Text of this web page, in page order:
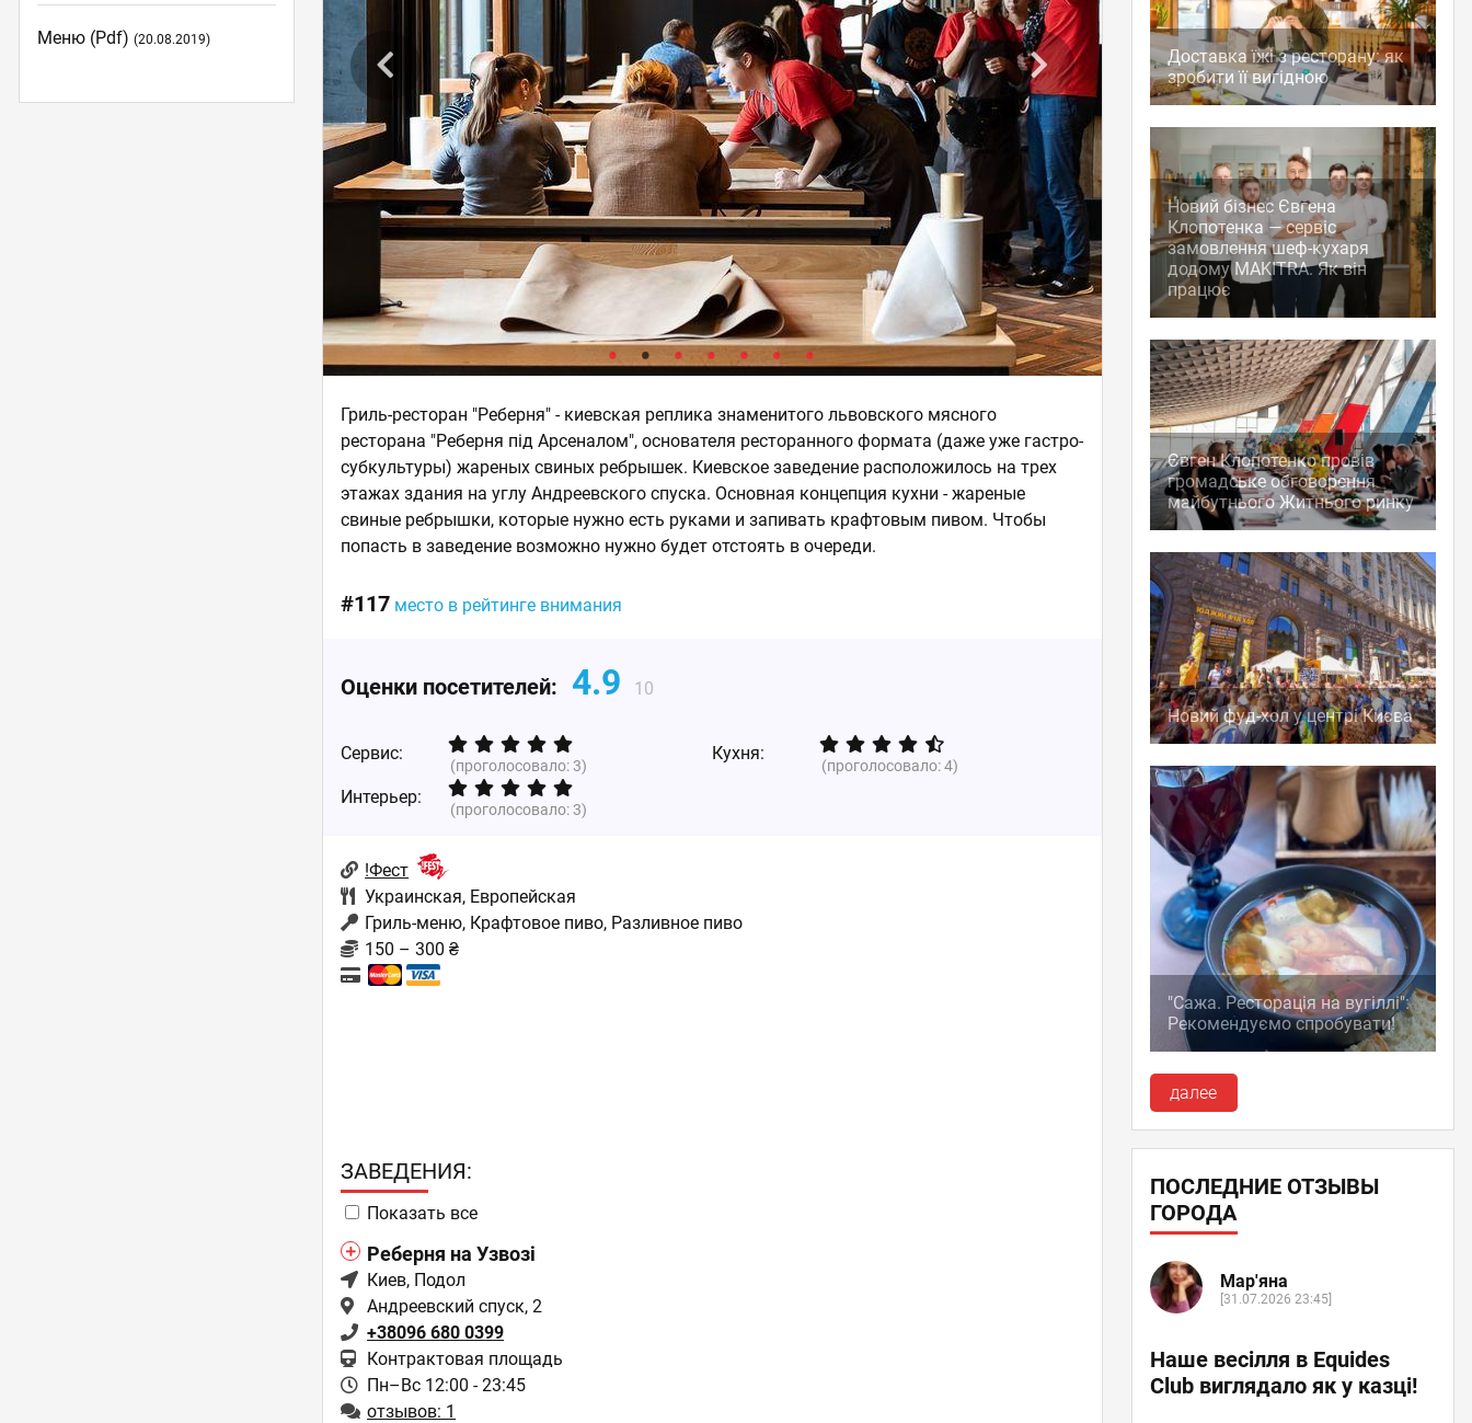
Гриль-ресторан "Реберня" - киевская реплика знаменитого львовского мясного
ресторана "Реберня під Арсеналом", основателя ресторанного формата (даже уже гастро-
субкультуры) жареных свиных ребрышек. Киевское заведение расположилось на трех
этажах здания на углу Андреевского спуска. Основная концепция кухни - жареные
свиные ребрышки, которые нужно есть руками и запивать крафтовым пивом. Чтобы
попасть в заведение возможно нужно будет отстоять в очереди.
#117 место в рейтинге внимания
Оценки посетителей: 4.9 10
Сервис:
(проголосовало:3)
Кухня:
(проголосовало:4)
Интерьер:
(проголосовало:3)
!Фест
Украинская, Европейская
Гриль-меню, Крафтовое пиво, Разливное пиво
150 – 300 ₴
ЗAВЕДЕНИЯ:
Показать все
Реберня на Узвозі
Киев, Подол
Андреевский спуск, 2
+38096 680 0399
Контрактовая площадь
Пн–Вс 12:00 - 23:45
отзывов: 1
Меню (pdf)(20.08.2019)
Доставка їжі з ресторану: як
зробити її вигідною
Новий бізнес Євгена
Клопотенка — сервіс
замовлення шеф-кухаря
додому MAKITRA. Як він
працює
Євген Клопотенко провів
громадське обговорення
майбутнього Житнього ринку
Новий фуд-хол у центрі Києва
"Сажа. Ресторація на вугіллі":
Рекомендуємо спробувати!
далее
ПОСЛЕДНИЕ ОТЗЫВЫ
ГОРОДА
Мар'яна
[31.07.2026 23:45]
Наше весілля в Equides
Club виглядало як у казці!